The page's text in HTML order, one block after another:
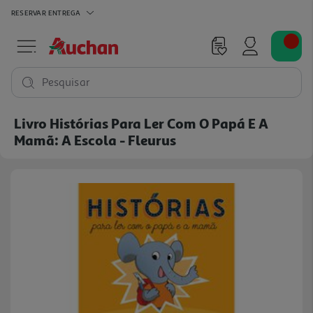
RESERVAR ENTREGA
Pesquisar
Livro Histórias Para Ler Com O Papá E A
Mamã: A Escola - Fleurus